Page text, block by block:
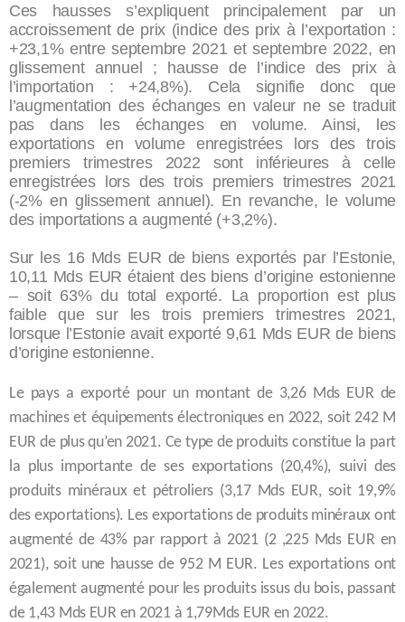
Ces hausses s’expliquent principalement par un
accroissement de prix (indice des prix à l’exportation :
+23,1% entre septembre 2021 et septembre 2022, en
glissement annuel ; hausse de l’indice des prix à
l’importation : +24,8%). Cela signifie donc que
l’augmentation des échanges en valeur ne se traduit
pas dans les échanges en volume. Ainsi, les
exportations en volume enregistrées lors des trois
premiers trimestres 2022 sont inférieures à celle
enregistrées lors des trois premiers trimestres 2021
(-2% en glissement annuel). En revanche, le volume
des importations a augmenté (+3,2%).
Sur les 16 Mds EUR de biens exportés par l’Estonie,
10,11 Mds EUR étaient des biens d’origine estonienne
– soit 63% du total exporté. La proportion est plus
faible que sur les trois premiers trimestres 2021,
lorsque l’Estonie avait exporté 9,61 Mds EUR de biens
d’origine estonienne.
Le pays a exporté pour un montant de 3,26 Mds EUR de
machines et équipements électroniques en 2022, soit 242 M
EUR de plus qu’en 2021. Ce type de produits constitue la part
la plus importante de ses exportations (20,4%), suivi des
produits minéraux et pétroliers (3,17 Mds EUR, soit 19,9%
des exportations). Les exportations de produits minéraux ont
augmenté de 43% par rapport à 2021 (2 ,225 Mds EUR en
2021), soit une hausse de 952 M EUR. Les exportations ont
également augmenté pour les produits issus du bois, passant
de 1,43 Mds EUR en 2021 à 1,79Mds EUR en 2022.